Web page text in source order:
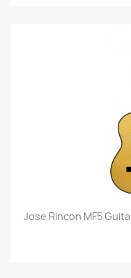
Jose Rincon MF5